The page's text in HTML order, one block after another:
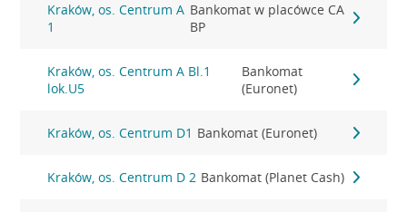
Kraków, os. Centrum A
1
Bankomat w placówce CA
BP
Kraków, os. Centrum A Bl.1
lok.U5
Bankomat
(Euronet)
Kraków, os. Centrum D1 Bankomat (Euronet)
Kraków, os. Centrum D 2 Bankomat (Planet Cash)